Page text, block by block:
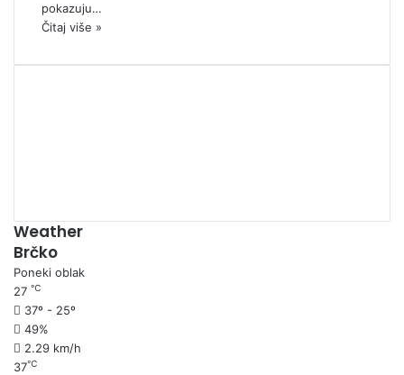
pokazuju…
Čitaj više »
Weather
Brčko
Poneki oblak
27 ℃
37º - 25º
49%
2.29 km/h
37℃